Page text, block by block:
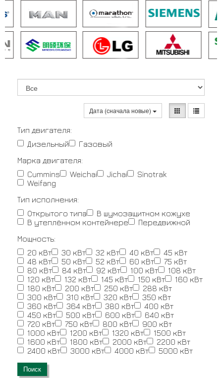
Дата (сначала новые)
Тип двигателя:
Дизельный
Газовый
Марка двигателя:
Cummins
Weichai Jichai
Sinotrak
Weifang
Тип исполнения:
Открытого типа
В шумозащитном кожухе
В утеплённом контейнере
Передвижной
Мощность:
20 кВт
30 кВт 32 кВт 40 кВт
45 кВт
48 кВт
50 кВт 52 кВт 60 кВт
75 кВт
80 кВт
84 кВт 92 кВт 100 кВт
108 кВт
120 кВт
132 кВт 145 кВт 150 кВт
160 кВт
180 кВт
200 кВт 250 кВт
288 кВт
300 кВт
310 кВт 320 кВт
350 кВт
360 кВт
364 кВт 380 кВт
400 кВт
450 кВт
500 кВт 600 кВт
640 кВт
720 кВт
750 кВт 800 кВт
900 кВт
1000 кВт
1200 кВт 1320 кВт
1500 кВт
1600 кВт
1800 кВт 2000 кВт
2200 кВт
2400 кВт
3000 кВт 4000 кВт 5000 кВт
Поиск